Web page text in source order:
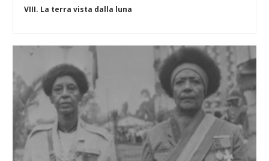
VIII. La terra vista dalla luna